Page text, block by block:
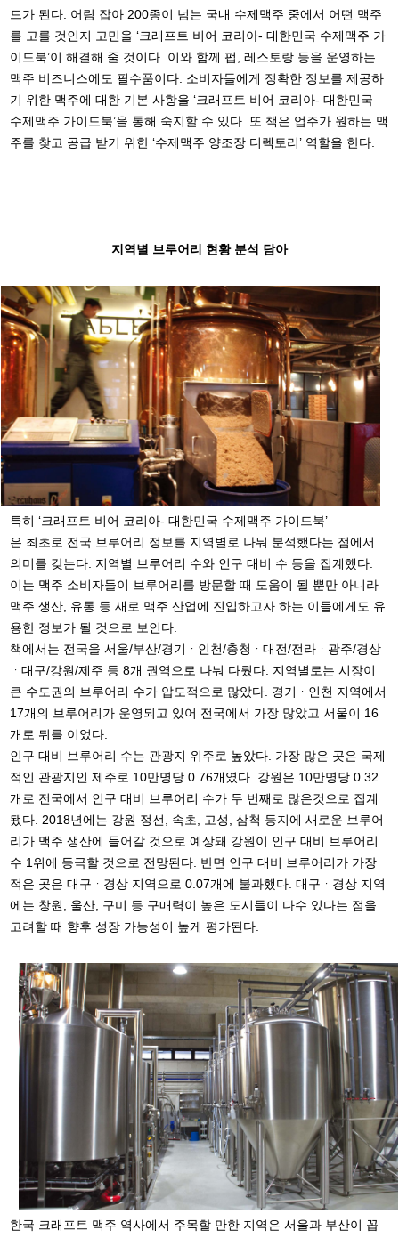
드가 된다. 어림 잡아 200종이 넘는 국내 수제맥주 중에서 어떤 맥주
를 고를 것인지 고민을 ‘크래프트 비어 코리아- 대한민국 수제맥주 가
이드북’이 해결해 줄 것이다. 이와 함께 펍, 레스토랑 등을 운영하는
맥주 비즈니스에도 필수품이다. 소비자들에게 정확한 정보를 제공하
기 위한 맥주에 대한 기본 사항을 ‘크래프트 비어 코리아- 대한민국
수제맥주 가이드북’을 통해 숙지할 수 있다. 또 책은 업주가 원하는 맥
주를 찾고 공급 받기 위한 ‘수제맥주 양조장 디렉토리’ 역할을 한다.
지역별 브루어리 현황 분석 담아
특히 ‘크래프트 비어 코리아- 대한민국 수제맥주 가이드북’
은 최초로 전국 브루어리 정보를 지역별로 나눠 분석했다는 점에서
의미를 갖는다. 지역별 브루어리 수와 인구 대비 수 등을 집계했다.
이는 맥주 소비자들이 브루어리를 방문할 때 도움이 될 뿐만 아니라
맥주 생산, 유통 등 새로 맥주 산업에 진입하고자 하는 이들에게도 유
용한 정보가 될 것으로 보인다.
책에서는 전국을 서울/부산/경기ᆞ인천/충청ᆞ대전/전라ᆞ광주/경상
ᆞ대구/강원/제주 등 8개 권역으로 나눠 다뤘다. 지역별로는 시장이
큰 수도권의 브루어리 수가 압도적으로 많았다. 경기ᆞ인천 지역에서
17개의 브루어리가 운영되고 있어 전국에서 가장 많았고 서울이 16
개로 뒤를 이었다.
인구 대비 브루어리 수는 관광지 위주로 높았다. 가장 많은 곳은 국제
적인 관광지인 제주로 10만명당 0.76개였다. 강원은 10만명당 0.32
개로 전국에서 인구 대비 브루어리 수가 두 번째로 많은것으로 집계
됐다. 2018년에는 강원 정선, 속초, 고성, 삼척 등지에 새로운 브루어
리가 맥주 생산에 들어갈 것으로 예상돼 강원이 인구 대비 브루어리
수 1위에 등극할 것으로 전망된다. 반면 인구 대비 브루어리가 가장
적은 곳은 대구ᆞ경상 지역으로 0.07개에 불과했다. 대구ᆞ경상 지역
에는 창원, 울산, 구미 등 구매력이 높은 도시들이 다수 있다는 점을
고려할 때 향후 성장 가능성이 높게 평가된다.
한국 크래프트 맥주 역사에서 주목할 만한 지역은 서울과 부산이 꼽